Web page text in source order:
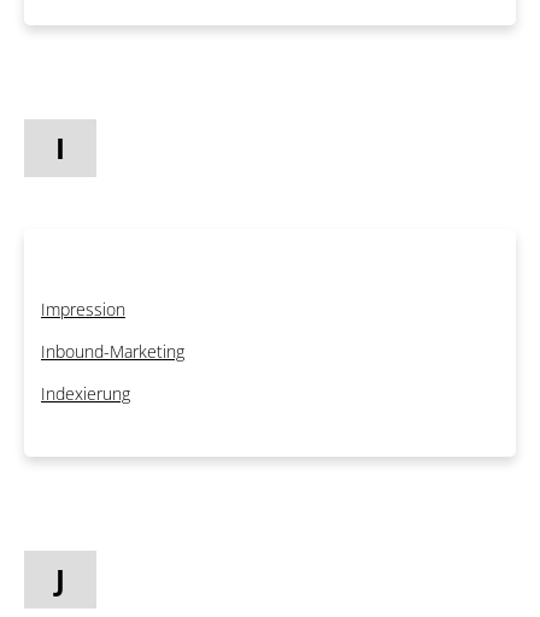
I
Impression
Inbound-Marketing
Indexierung
J